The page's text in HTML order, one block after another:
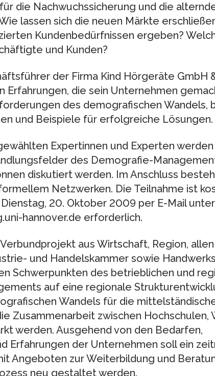
die Nachwuchssicherung und die
lassen sich die neuen Märkte
Kundenbedürfnissen ergeben?
und Kunden?
der Firma Kind Hörgeräte GmbH
Erfahrungen, die sein Unternehmen
des demografischen Wandels,
und Beispiele für erfolgreiche Lösungen.
Expertinnen und Experten
des Demografie-
diskutiert werden. Im Anschluss
Netzwerken. Die Teilnahme ist
20. Oktober 2009 per E-Mail unter
hannover.de erforderlich.
aus Wirtschaft, Region, allen
und Handelskammer sowie
Schwerpunkten des betrieblichen und
auf eine regionale
Wandels für die
Zusammenarbeit zwischen Hochschulen,
werden. Ausgehend von den Bedarfen,
Erfahrungen der Unternehmen soll ein
Angeboten zur Weiterbildung und
neu gestaltet werden.